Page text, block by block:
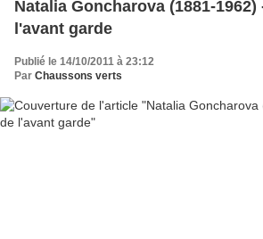
Natalia Goncharova (1881-1962)
l'avant garde
Publié le 14/10/2011 à 23:12
Par Chaussons verts